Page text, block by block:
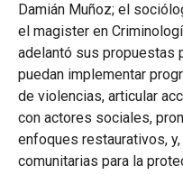
Damián Muñoz; el
el magister en
adelantó sus propuestas
puedan implementar
de violencias, articular
con actores sociales,
enfoques restaurativos,
comunitarias para la